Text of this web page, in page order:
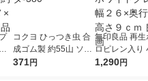
コクヨ ひっつき虫 合
成ゴム製 約55山 ソフ
ト粘着剤 タ-380
371円
無印良品 再生
ロピレン入り
納ケース 小
1,290円